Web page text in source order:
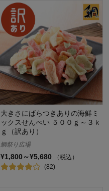
大きさにばらつきありの海鮮ミ
ックスせんべい ５００ｇ～３ｋ
ｇ（訳あり）
鯛祭り広場
¥1,800～¥5,680
（税込）
(82)